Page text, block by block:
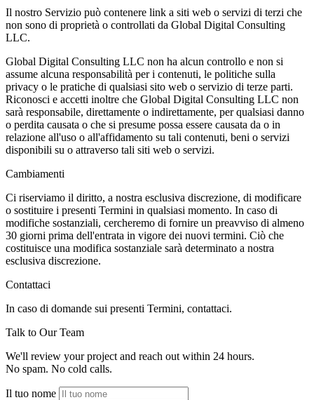
Il nostro Servizio può contenere link a siti web o servizi di terzi che
non sono di proprietà o controllati da Global Digital Consulting
LLC.
Global Digital Consulting LLC non ha alcun controllo e non si
assume alcuna responsabilità per i contenuti, le politiche sulla
privacy o le pratiche di qualsiasi sito web o servizio di terze parti.
Riconosci e accetti inoltre che Global Digital Consulting LLC non
sarà responsabile, direttamente o indirettamente, per qualsiasi danno
o perdita causata o che si presume possa essere causata da o in
relazione all'uso o all'affidamento su tali contenuti, beni o servizi
disponibili su o attraverso tali siti web o servizi.
Cambiamenti
Ci riserviamo il diritto, a nostra esclusiva discrezione, di modificare
o sostituire i presenti Termini in qualsiasi momento. In caso di
modifiche sostanziali, cercheremo di fornire un preavviso di almeno
30 giorni prima dell'entrata in vigore dei nuovi termini. Ciò che
costituisce una modifica sostanziale sarà determinato a nostra
esclusiva discrezione.
Contattaci
In caso di domande sui presenti Termini, contattaci.
Talk to Our Team
We'll review your project and reach out within 24 hours.
No spam. No cold calls.
Il tuo nome